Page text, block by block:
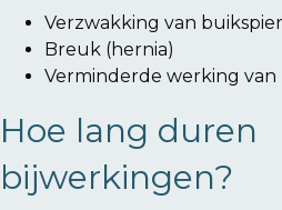
Verzwakking van
Breuk (hernia)
Verminderde werking
Hoe lang duren
bijwerkingen?